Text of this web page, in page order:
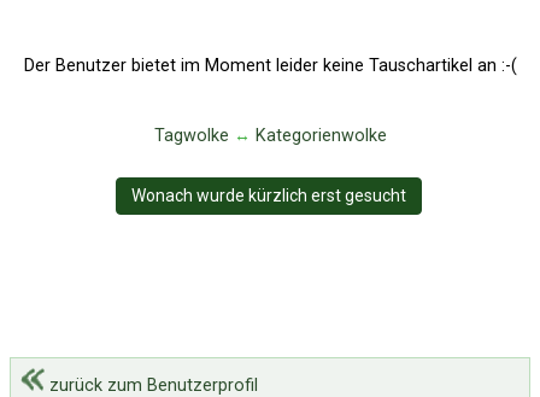
Der Benutzer bietet im Moment leider keine Tauschartikel an :-(
Tagwolke ↔ Kategorienwolke
Wonach wurde kürzlich erst gesucht
zurück zum Benutzerprofil